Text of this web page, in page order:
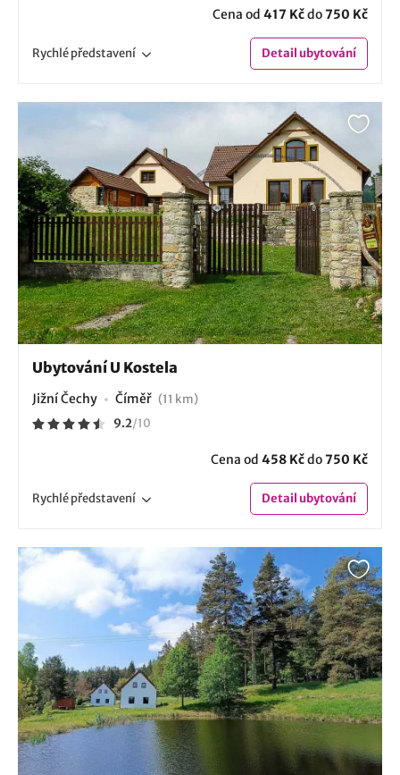
Cena od 417 Kčdo750 Kč
Rychlépředstavení Detailubytování
Ubytování U Kostela
Jižní Čechy Číměř (11 km)
9.2/10
Cena od 458 Kčdo750 Kč
Rychlépředstavení Detailubytování